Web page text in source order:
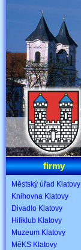
firmy
Městský úřad Klatovy
Knihovna Klatovy
Divadlo Klatovy
Hifiklub Klatovy
Muzeum Klatovy
MěKS Klatovy